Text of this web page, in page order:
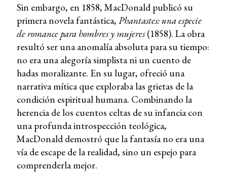
Sin embargo, en 1858, MacDonald publicó su
primera novela fantástica, Phantastes: una especie
de romance para hombres y mujeres(1858). La obra
resultó ser una anomalía absoluta para su tiempo:
no era una alegoría simplista ni un cuento de
hadas moralizante. En su lugar, ofreció una
narrativa mítica que exploraba las grietas de la
condición espiritual humana. Combinando la
herencia de los cuentos celtas de su infancia con
una profunda introspección teológica,
MacDonald demostró que la fantasía no era una
vía de escape de la realidad, sino un espejo para
comprenderla mejor.